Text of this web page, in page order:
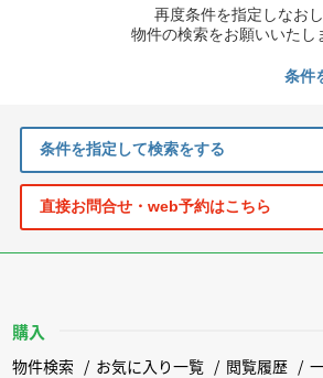
再度条件を指定しなお
物件の検索をお願いいたし
条件
条件を指定して検索をする
直接お問合せ・web予約はこちら
購入
物件検索 お気に入り一覧 閲覧履歴